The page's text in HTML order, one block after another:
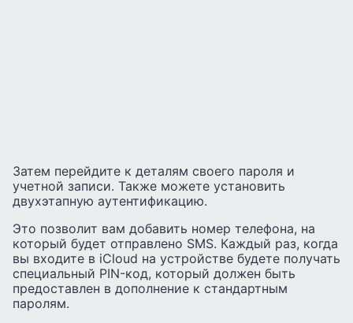
Затем перейдите к деталям своего пароля и
учетной записи. Также можете установить
двухэтапную аутентификацию.
Это позволит вам добавить номер телефона, на
который будет отправлено SMS. Каждый раз, когда
вы входите в iCloud на устройстве будете получать
специальный PIN-код, который должен быть
предоставлен в дополнение к стандартным
паролям.